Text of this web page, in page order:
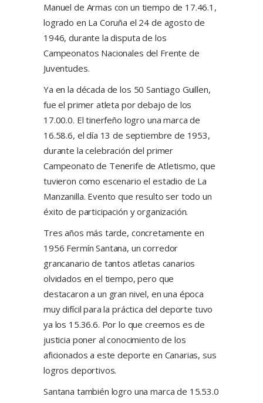
Manuel de Armas con un tiempo de 17.46.1,
logrado en La Coruña el 24 de agosto de
1946, durante la disputa de los
Campeonatos Nacionales del Frente de
Juventudes.
Ya en la década de los 50 Santiago Guillen,
fue el primer atleta por debajo de los
17.00.0. El tinerfeño logro una marca de
16.58.6, el día 13 de septiembre de 1953,
durante la celebración del primer
Campeonato de Tenerife de Atletismo, que
tuvieron como escenario el estadio de La
Manzanilla. Evento que resulto ser todo un
éxito de participación y organización.
Tres años más tarde, concretamente en
1956 Fermín Santana, un corredor
grancanario de tantos atletas canarios
olvidados en el tiempo, pero que
destacaron a un gran nivel, en una época
muy difícil para la práctica del deporte tuvo
ya los 15.36.6. Por lo que creemos es de
justicia poner al conocimiento de los
aficionados a este deporte en Canarias, sus
logros deportivos.
Santana también logro una marca de 15.53.0